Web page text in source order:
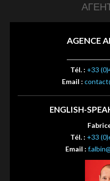
AGENCE
Tél. : +33
Email :
ENGLISH-
Tél. : +33
Email :